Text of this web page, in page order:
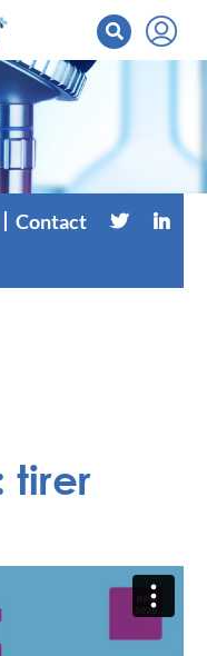
Contact
tirer